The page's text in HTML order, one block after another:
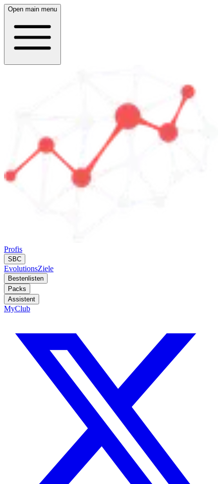
Open main menu
Profis
SBC
EvolutionsZiele
Bestenlisten
Packs
Assistent
MyClub